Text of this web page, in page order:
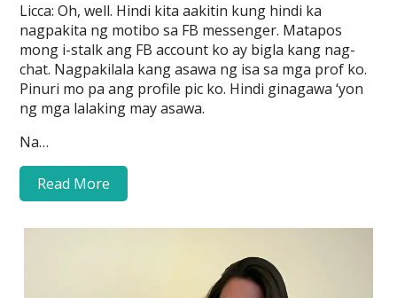
Licca: Oh, well. Hindi kita aakitin kung hindi ka
nagpakita ng motibo sa FB messenger. Matapos
mong i-stalk ang FB account ko ay bigla kang nag-
chat. Nagpakilala kang asawa ng isa sa mga prof ko.
Pinuri mo pa ang profile pic ko. Hindi ginagawa ‘yon
ng mga lalaking may asawa.
Na…
Read More